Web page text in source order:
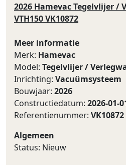
2026 Hamevac Tegelvlijer /
VTH150 VK10872
Meer informatie
Merk: Hamevac
Model: Tegelvlijer /
Inrichting: Vacuümsysteem
Bouwjaar: 2026
Constructiedatum: 2026-01-
Referentienummer: VK10872
Algemeen
Status: Nieuw